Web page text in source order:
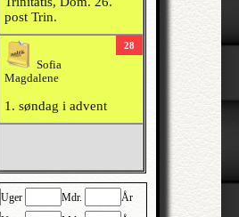
post Trin.
28
Sofia
Magdalene
1. søndag i advent
Uger Mdr.
År